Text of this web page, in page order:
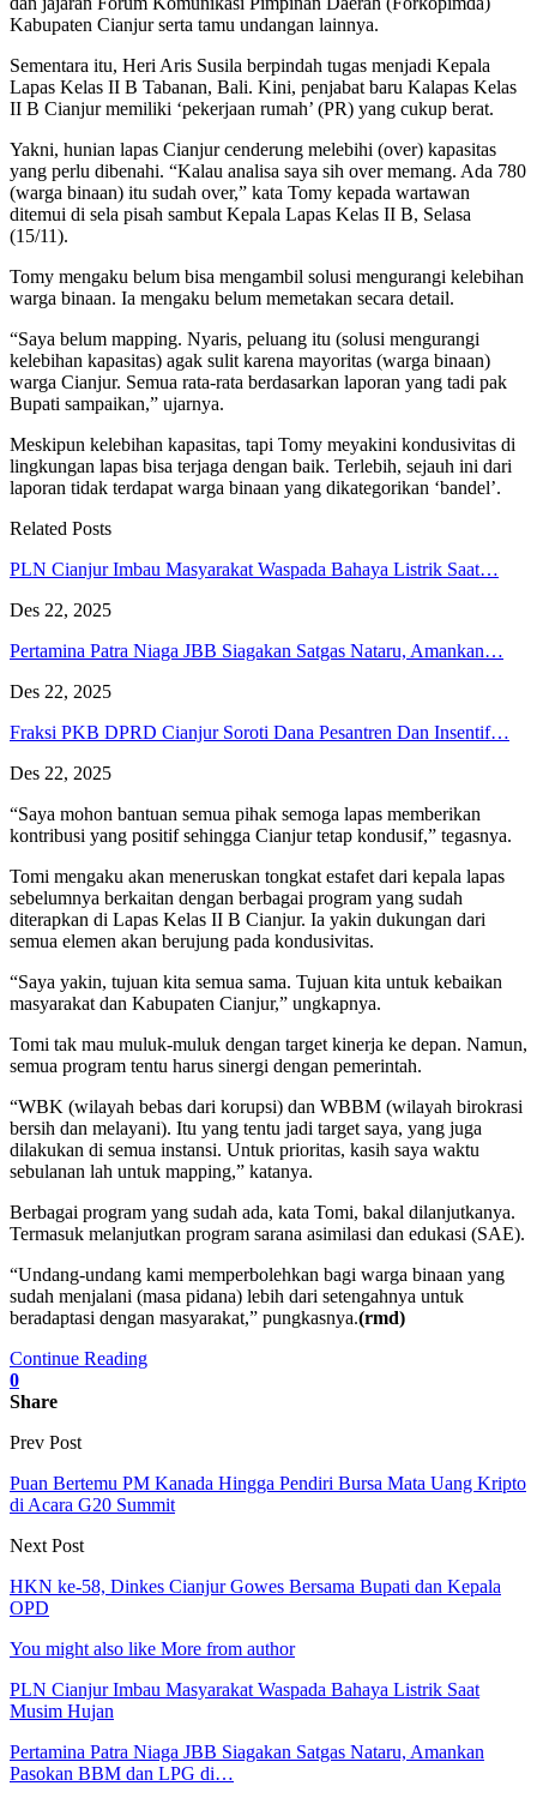
Kabupaten Cianjur serta tamu undangan lainnya.
Sementara itu, Heri Aris Susila berpindah tugas menjadi Kepala
Lapas Kelas II B Tabanan, Bali. Kini, penjabat baru Kalapas Kelas
II B Cianjur memiliki ‘pekerjaan rumah’ (PR) yang cukup berat.
Yakni, hunian lapas Cianjur cenderung melebihi (over) kapasitas
yang perlu dibenahi. “Kalau analisa saya sih over memang. Ada 780
(warga binaan) itu sudah over,” kata Tomy kepada wartawan
ditemui di sela pisah sambut Kepala Lapas Kelas II B, Selasa
(15/11).
Tomy mengaku belum bisa mengambil solusi mengurangi kelebihan
warga binaan. Ia mengaku belum memetakan secara detail.
“Saya belum mapping. Nyaris, peluang itu (solusi mengurangi
kelebihan kapasitas) agak sulit karena mayoritas (warga binaan)
warga Cianjur. Semua rata-rata berdasarkan laporan yang tadi pak
Bupati sampaikan,” ujarnya.
Meskipun kelebihan kapasitas, tapi Tomy meyakini kondusivitas di
lingkungan lapas bisa terjaga dengan baik. Terlebih, sejauh ini dari
laporan tidak terdapat warga binaan yang dikategorikan ‘bandel’.
Related Posts
PLN Cianjur Imbau Masyarakat Waspada Bahaya Listrik Saat…
Des 22, 2025
Pertamina Patra Niaga JBB Siagakan Satgas Nataru, Amankan…
Des 22, 2025
Fraksi PKB DPRD Cianjur Soroti Dana Pesantren Dan Insentif…
Des 22, 2025
“Saya mohon bantuan semua pihak semoga lapas memberikan
kontribusi yang positif sehingga Cianjur tetap kondusif,” tegasnya.
Tomi mengaku akan meneruskan tongkat estafet dari kepala lapas
sebelumnya berkaitan dengan berbagai program yang sudah
diterapkan di Lapas Kelas II B Cianjur. Ia yakin dukungan dari
semua elemen akan berujung pada kondusivitas.
“Saya yakin, tujuan kita semua sama. Tujuan kita untuk kebaikan
masyarakat dan Kabupaten Cianjur,” ungkapnya.
Tomi tak mau muluk-muluk dengan target kinerja ke depan. Namun,
semua program tentu harus sinergi dengan pemerintah.
“WBK (wilayah bebas dari korupsi) dan WBBM (wilayah birokrasi
bersih dan melayani). Itu yang tentu jadi target saya, yang juga
dilakukan di semua instansi. Untuk prioritas, kasih saya waktu
sebulanan lah untuk mapping,” katanya.
Berbagai program yang sudah ada, kata Tomi, bakal dilanjutkanya.
Termasuk melanjutkan program sarana asimilasi dan edukasi (SAE).
“Undang-undang kami memperbolehkan bagi warga binaan yang
sudah menjalani (masa pidana) lebih dari setengahnya untuk
beradaptasi dengan masyarakat,” pungkasnya.(rmd)
Continue Reading
0
Share
Prev Post
Puan Bertemu PM Kanada Hingga Pendiri Bursa Mata Uang Kripto
di Acara G20 Summit
Next Post
HKN ke-58, Dinkes Cianjur Gowes Bersama Bupati dan Kepala
OPD
You might also like More from author
PLN Cianjur Imbau Masyarakat Waspada Bahaya Listrik Saat
Musim Hujan
Pertamina Patra Niaga JBB Siagakan Satgas Nataru, Amankan
Pasokan BBM dan LPG di…